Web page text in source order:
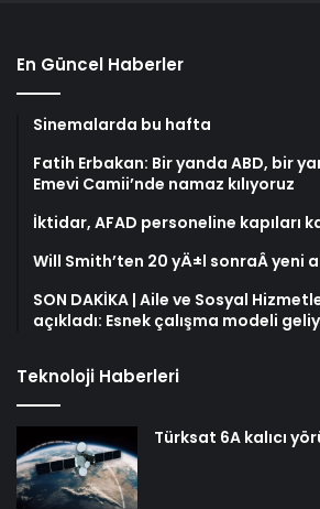
En Güncel Haberler
Sinemalarda bu hafta
Fatih Erbakan: Bir yanda ABD, bir
Emevi Camii’nde namaz kılıyoruz
İktidar, AFAD personeline kapıları
Will Smith’ten 20 yÄ±l sonraÂ yeni
SON DAKİKA | Aile ve Sosyal
açıkladı: Esnek çalışma modeli
Teknoloji Haberleri
Türksat 6A kalıcı